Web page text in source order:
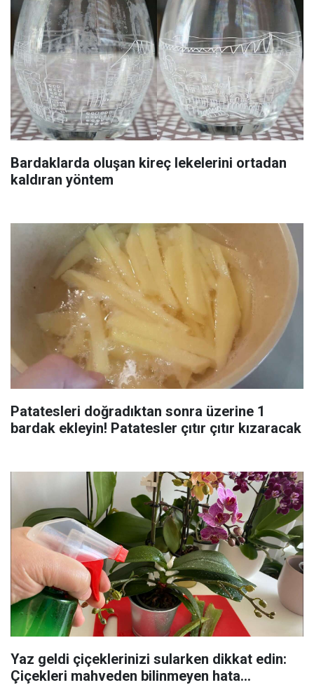
Bardaklarda oluşan kireç lekelerini ortadan
kaldıran yöntem
Patatesleri doğradıktan sonra üzerine 1
bardak ekleyin! Patatesler çıtır çıtır kızaracak
Yaz geldi çiçeklerinizi sularken dikkat edin:
Çiçekleri mahveden bilinmeyen hata...